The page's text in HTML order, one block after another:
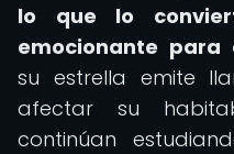
lo que lo
emocionante para
su estrella emite
afectar su
continúan